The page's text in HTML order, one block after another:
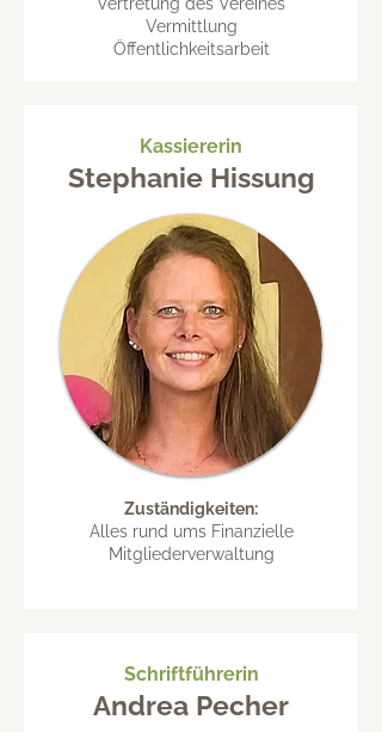
Vermittlung
Öffentlichkeitsarbeit
Kassiererin
Stephanie Hissung
Zuständigkeiten:
Alles rund ums Finanzielle
Mitgliederverwaltung
Schriftführerin
Andrea Pecher